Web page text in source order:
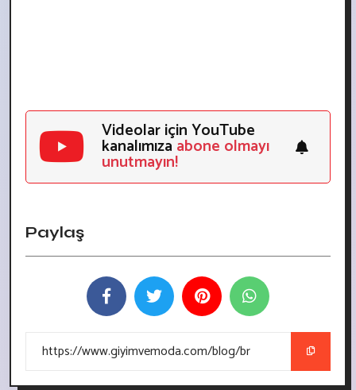
Videolar için YouTube
kanalımızaabone olmayı
unutmayın!
Paylaş